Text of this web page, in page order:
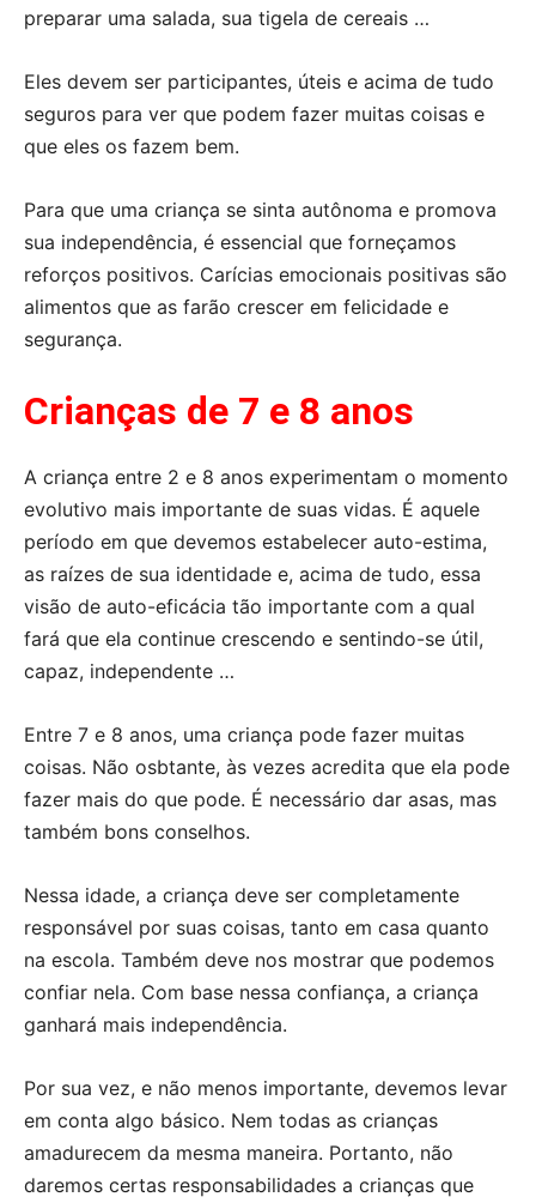
preparar uma salada, sua tigela de cereais …
Eles devem ser participantes, úteis e acima de tudo
seguros para ver que podem fazer muitas coisas e
que eles os fazem bem.
Para que uma criança se sinta autônoma e promova
sua independência, é essencial que forneçamos
reforços positivos. Carícias emocionais positivas são
alimentos que as farão crescer em felicidade e
segurança.
Crianças de 7 e 8 anos
A criança entre 2 e 8 anos experimentam o momento
evolutivo mais importante de suas vidas. É aquele
período em que devemos estabelecer auto-estima,
as raízes de sua identidade e, acima de tudo, essa
visão de auto-eficácia tão importante com a qual
fará que ela continue crescendo e sentindo-se útil,
capaz, independente …
Entre 7 e 8 anos, uma criança pode fazer muitas
coisas. Não osbtante, às vezes acredita que ela pode
fazer mais do que pode. É necessário dar asas, mas
também bons conselhos.
Nessa idade, a criança deve ser completamente
responsável por suas coisas, tanto em casa quanto
na escola. Também deve nos mostrar que podemos
confiar nela. Com base nessa confiança, a criança
ganhará mais independência.
Por sua vez, e não menos importante, devemos levar
em conta algo básico. Nem todas as crianças
amadurecem da mesma maneira. Portanto, não
daremos certas responsabilidades a crianças que